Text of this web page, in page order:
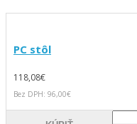
PC stôl
118,08€
Bez DPH: 96,00€